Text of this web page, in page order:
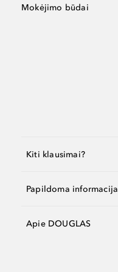
Mokėjimo būdai
Kiti klausimai?
Papildoma informacija
Apie DOUGLAS